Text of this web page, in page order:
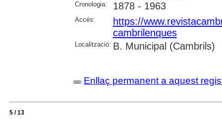
Cronologia: 1878 - 1963
Accés:
https://
cambrilenques
Localització: B. Municipal (Cambrils)
Enllaç permanent a aquest
5 / 13